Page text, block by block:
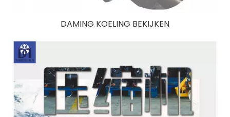
DAMING KOELING BEKIJKEN